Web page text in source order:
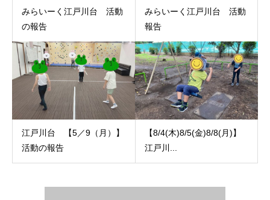
みらいーく江戸川台 活動
の報告
みらいーく江戸川台 活動
報告
江戸川台 【5／9（月）】
活動の報告
【8/4(木)8/5(金)8/8(月)】
江戸川...